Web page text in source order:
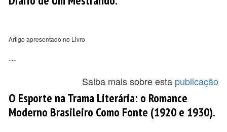
Artigo apresentado no Livro
...
Saiba mais sobre esta publicação
O Esporte na Trama Literária: o Romance
Moderno Brasileiro Como Fonte (1920 e 1930).